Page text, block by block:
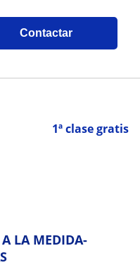
Contactar
1ª clase gratis
A LA MEDIDA-